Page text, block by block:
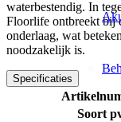
waterbestendig. In
Floorlife ontbreekt bij
onderlaag, wat
noodzakelijk is.
Specificaties
Soort